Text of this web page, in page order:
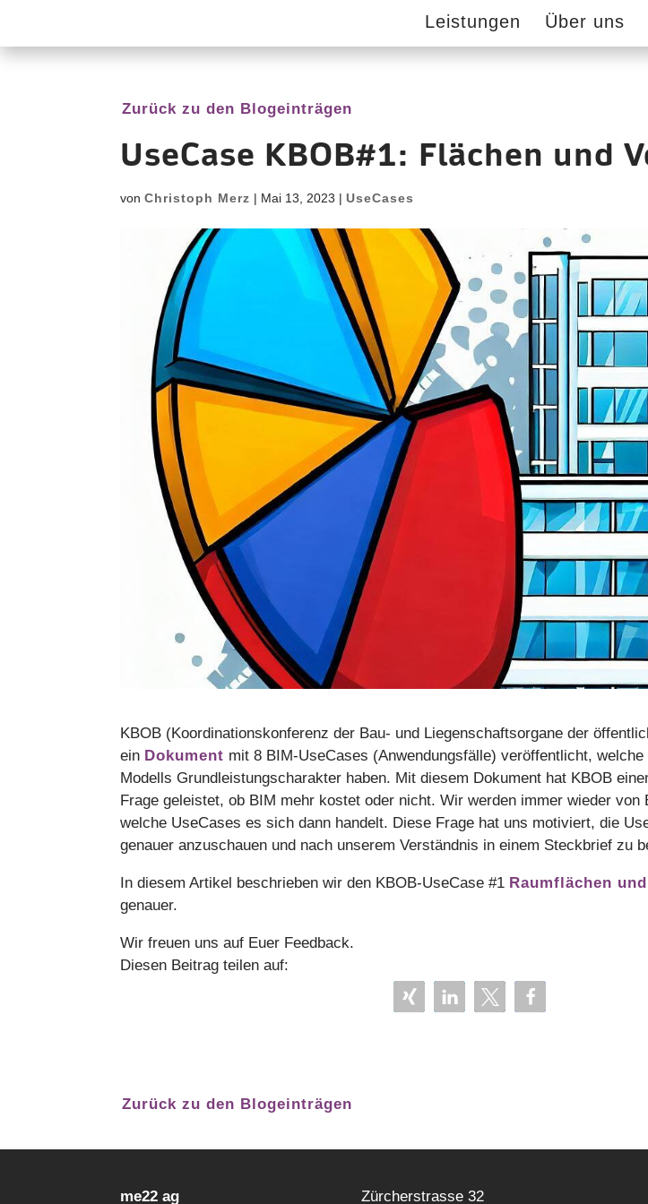
Leistungen Über uns
Zurück zu den Blogeinträgen
UseCase KBOB#1: Flächen und
vonChristoph Merz | Mai 13, 2023 |UseCases
KBOB (Koordinationskonferenz der Bau- und Liegenschaftsorgane der
ein Dokument mit 8 BIM-UseCases (Anwendungsfälle) veröffentlicht,
Modells Grundleistungscharakter haben. Mit diesem Dokument hat KBOB
Frage geleistet, ob BIM mehr kostet oder nicht. Wir werden immer wieder von
welche UseCases es sich dann handelt. Diese Frage hat uns motiviert, die
genauer anzuschauen und nach unserem Verständnis in einem Steckbrief zu
In diesem Artikel beschrieben wir den KBOB-UseCase #1 Raumflächen
genauer.
Wir freuen uns auf Euer Feedback.
Diesen Beitrag teilen auf:
Zurück zu den Blogeinträgen
me22 ag Zürcherstrasse 32